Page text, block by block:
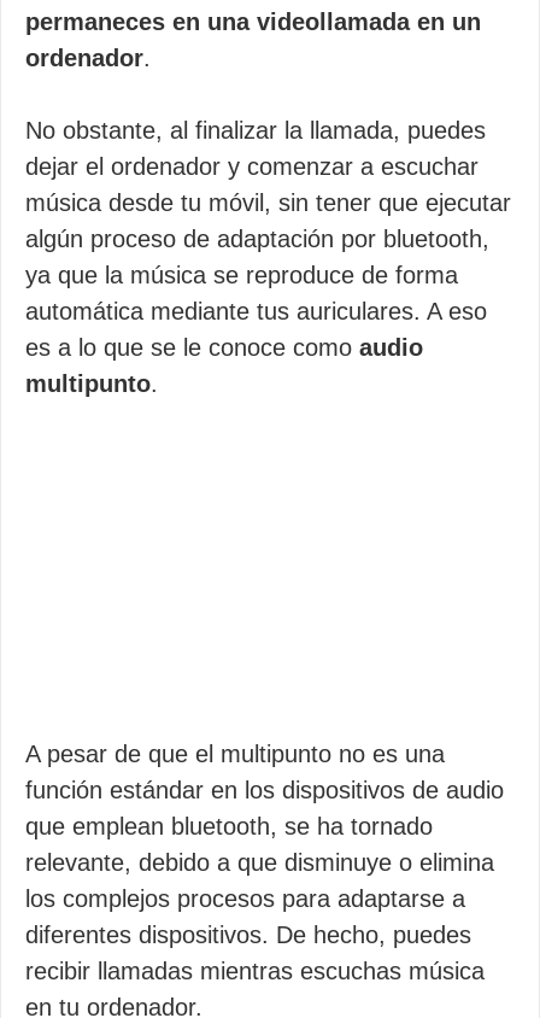
permaneces en una videollamada en un
ordenador.
No obstante, al finalizar la llamada, puedes
dejar el ordenador y comenzar a escuchar
música desde tu móvil, sin tener que ejecutar
algún proceso de adaptación por bluetooth,
ya que la música se reproduce de forma
automática mediante tus auriculares. A eso
es a lo que se le conoce como audio
multipunto.
A pesar de que el multipunto no es una
función estándar en los dispositivos de audio
que emplean bluetooth, se ha tornado
relevante, debido a que disminuye o elimina
los complejos procesos para adaptarse a
diferentes dispositivos. De hecho, puedes
recibir llamadas mientras escuchas música
en tu ordenador.